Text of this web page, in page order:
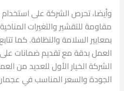
وأيضا، تحرص الشركة على استخدام
مقاومة للتقشير والتغيرات
بمعايير السلامة والنظافة. كما
العمل بدقة مع تقديم ضمانات
الشركة الخيار الأول للعديد من
الجودة والسعر المناسب في